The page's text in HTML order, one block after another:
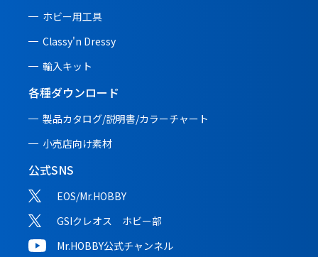
ホビー用工具
Classy'n Dressy
輸入キット
各種ダウンロード
製品カタログ/説明書/カラーチャート
小売店向け素材
公式SNS
EOS/Mr.HOBBY
GSIクレオス ホビー部
Mr.HOBBY公式チャンネル